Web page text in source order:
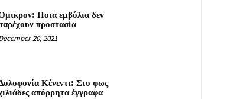
Ποια εμβόλια δεν
προστασία
20, 2021
Κένεντι: Στο φως
απόρρητα έγγραφα